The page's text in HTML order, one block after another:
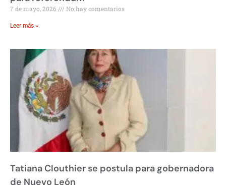
7 de mayo, 2026 No hay comentarios
Leer más »
Tatiana Clouthier se postula para gobernadora
de Nuevo León